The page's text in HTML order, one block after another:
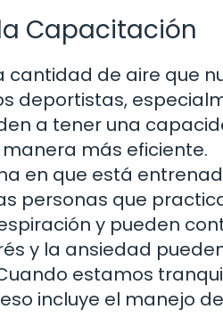
Capacitación
cantidad de aire que
deportistas,
a tener una
más eficiente.
en que está
personas que
y pueden
y la ansiedad
estamos
incluye el manejo